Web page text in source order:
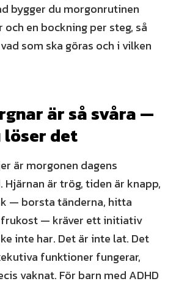
bygger du morgonrutinen
en bockning per steg, så
som ska göras och i vilken
är så svåra —
löser det
är morgonen dagens
är trög, tiden är knapp,
— borsta tänderna, hitta
— kräver ett initiativ
inte har. Det är inte lat. Det
funktioner fungerar,
vaknat. För barn med ADHD